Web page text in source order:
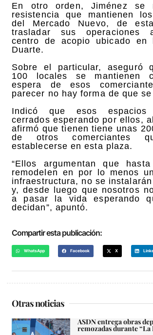
En otro orden, Jiménez
resistencia que mantienen
del Mercado Nuevo, de
trasladar sus operaciones
centro de acopio ubicado en
Duarte.
Sobre el particular, aseguró
100 locales se mantienen
espera de esos
parecer no hay forma de que
Indicó que esos
cerrados esperando por ellos,
afirmó que tienen tiene unas
de otros comerciantes
establecerse en esta plaza.
“Ellos argumentan que
remodelen en por lo menos
infraestructura, no se
y, desde luego que nosotros
a pasar la vida esperando
decidan”, apuntó.
Compartir esta publicación:
WhatsApp Facebook X
Otras noticias
ASDN entrega obras
remozadas durante